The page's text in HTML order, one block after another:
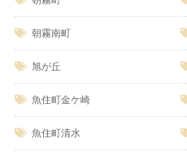
朝霧南町
旭が丘
魚住町金ケ崎
魚住町清水